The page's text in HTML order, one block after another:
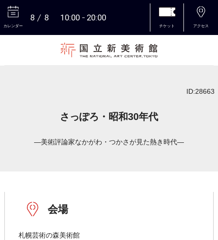
カレンダー
8 8 10:00 20:00
チケット アクセス
ID:28663
さっぽろ・昭和30年代
―美術評論家なかがわ・つかさが見た熱き時代―
会場
札幌芸術の森美術館